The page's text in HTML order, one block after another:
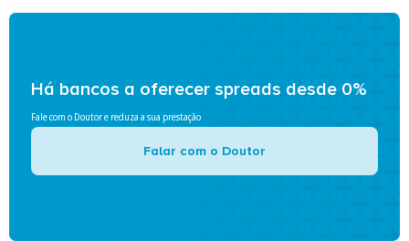
Há bancos a oferecer spreads desde 0%
Fale com o Doutor e reduza a sua prestação
Falar com o Doutor